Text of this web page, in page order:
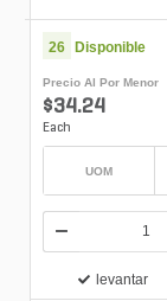
26 Disponible
Precio Al Por Menor
$34.24
Each
UOM
levantar